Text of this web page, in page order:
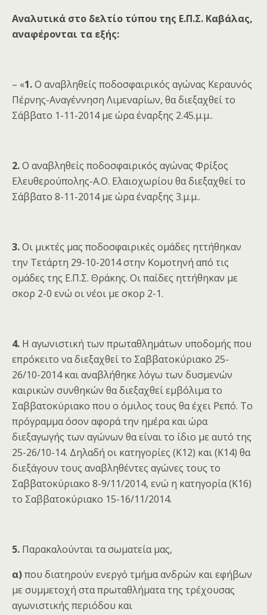
Αναλυτικά στο δελτίο τύπου της Ε.Π.Σ. Καβάλας,
αναφέρονται τα εξής:
– «1.Ο αναβληθείς ποδοσφαιρικός αγώνας Κεραυνός
Πέρνης-Αναγέννηση Λιμεναρίων, θα διεξαχθεί το
Σάββατο 1-11-2014 με ώρα έναρξης 2.45.μ.μ..
2.Ο αναβληθείς ποδοσφαιρικός αγώνας Φρίξος
Ελευθερούπολης-Α.Ο. Ελαιοχωρίου θα διεξαχθεί το
Σάββατο 8-11-2014 με ώρα έναρξης 3.μ.μ..
3.Οι μικτές μας ποδοσφαιρικές ομάδες ηττήθηκαν
την Τετάρτη 29-10-2014 στην Κομοτηνή από τις
ομάδες της Ε.Π.Σ. Θράκης. Οι παίδες ηττήθηκαν με
σκορ 2-0 ενώ οι νέοι με σκορ 2-1.
4. Η αγωνιστική των πρωταθλημάτων υποδομής που
επρόκειτο να διεξαχθεί το Σαββατοκύριακο 25-
26/10-2014 και αναβλήθηκε λόγω των δυσμενών
καιρικών συνθηκών θα διεξαχθεί εμβόλιμα το
Σαββατοκύριακο που ο όμιλος τους θα έχει Ρεπό. Το
πρόγραμμα όσον αφορά την ημέρα και ώρα
διεξαγωγής των αγώνων θα είναι το ίδιο με αυτό της
25-26/10-14. Δηλαδή οι κατηγορίες (Κ12) και (Κ14) θα
διεξάγουν τους αναβληθέντες αγώνες τους το
Σαββατοκύριακο 8-9/11/2014, ενώ η κατηγορία (Κ16)
το Σαββατοκύριακο 15-16/11/2014.
5. Παρακαλούνται τα σωματεία μας,
α)που διατηρούν ενεργό τμήμα ανδρών και εφήβων
με συμμετοχή στα πρωταθλήματα της τρέχουσας
αγωνιστικής περιόδου και